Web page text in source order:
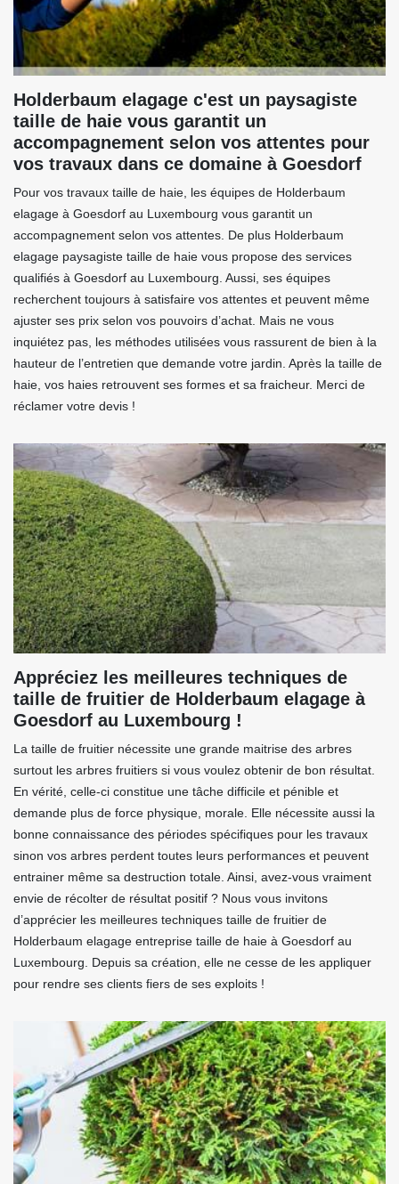
Holderbaum elagage c'est un paysagiste
taille de haie vous garantit un
accompagnement selon vos attentes pour
vos travaux dans ce domaine à Goesdorf
Pour vos travaux taille de haie, les équipes de Holderbaum
elagage à Goesdorf au Luxembourg vous garantit un
accompagnement selon vos attentes. De plus Holderbaum
elagage paysagiste taille de haie vous propose des services
qualifiés à Goesdorf au Luxembourg. Aussi, ses équipes
recherchent toujours à satisfaire vos attentes et peuvent même
ajuster ses prix selon vos pouvoirs d’achat. Mais ne vous
inquiétez pas, les méthodes utilisées vous rassurent de bien à la
hauteur de l’entretien que demande votre jardin. Après la taille de
haie, vos haies retrouvent ses formes et sa fraicheur. Merci de
réclamer votre devis !
Appréciez les meilleures techniques de
taille de fruitier de Holderbaum elagage à
Goesdorf au Luxembourg !
La taille de fruitier nécessite une grande maitrise des arbres
surtout les arbres fruitiers si vous voulez obtenir de bon résultat.
En vérité, celle-ci constitue une tâche difficile et pénible et
demande plus de force physique, morale. Elle nécessite aussi la
bonne connaissance des périodes spécifiques pour les travaux
sinon vos arbres perdent toutes leurs performances et peuvent
entrainer même sa destruction totale. Ainsi, avez-vous vraiment
envie de récolter de résultat positif ? Nous vous invitons
d’apprécier les meilleures techniques taille de fruitier de
Holderbaum elagage entreprise taille de haie à Goesdorf au
Luxembourg. Depuis sa création, elle ne cesse de les appliquer
pour rendre ses clients fiers de ses exploits !